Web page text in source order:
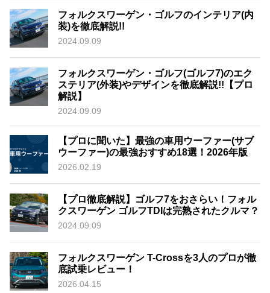
フォルクスワーゲン・ゴルフのインテリア(内
装)を徹底解説!!
2024.09.09
フォルクスワーゲン・ゴルフ(ゴルフ7)のエク
ステリア(外装)やデザインを徹底解説!!【プロ
解説】
2024.09.09
【プロに聞いた】最強の車用ウーファー(サブ
ウーファー)の最強おすすめ18選！2026年版
2026.02.19
【プロ徹底解説】ゴルフ7をおさらい！フォル
クスワーゲン ゴルフTDIは完熟されたクルマ？
2024.09.09
フォルクスワーゲン T-Crossを3人のプロが徹
底試乗レビュー！
2026.04.15